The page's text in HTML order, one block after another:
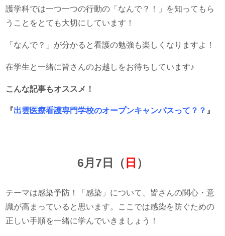
護学科では一つ一つの行動の「なんで？！」を知ってもら
うことをとても大切にしています！
「なんで？」が分かると看護の勉強も楽しくなりますよ！
在学生と一緒に皆さんのお越しをお待ちしています♪
こんな記事もオススメ！
『出雲医療看護専門学校のオープンキャンパスって？？ 』
6月7日（ 日 ）
テーマは感染予防！「感染」について、皆さんの関心・意
識が高まっていると思います。ここでは感染を防ぐための
正しい手順を一緒に学んでいきましょう！